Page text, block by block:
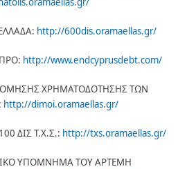
http://600dis.oramaellas.gr/
http://www.endcyprusdebt.com/
ΧΡΗΜΑΤΟΔΟΤΗΣΗΣ ΤΩΝ
http://dimoi.oramaellas.gr/
ΔΙΣ Τ.Χ.Σ.: http://txs.oramaellas.gr/
ΥΠΟΜΝΗΜΑ ΤΟΥ ΑΡΤΕΜΗ